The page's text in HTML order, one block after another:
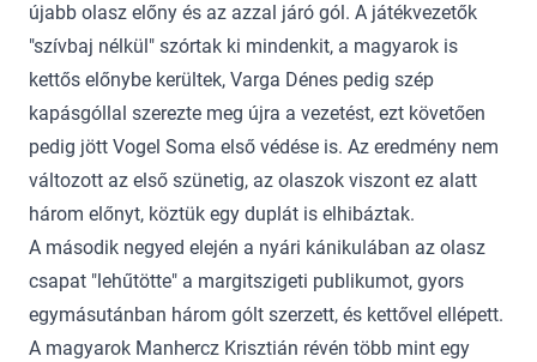
újabb olasz előny és az azzal járó gól. A játékvezetők
"szívbaj nélkül" szórtak ki mindenkit, a magyarok is
kettős előnybe kerültek, Varga Dénes pedig szép
kapásgóllal szerezte meg újra a vezetést, ezt követően
pedig jött Vogel Soma első védése is. Az eredmény nem
változott az első szünetig, az olaszok viszont ez alatt
három előnyt, köztük egy duplát is elhibáztak.
A második negyed elején a nyári kánikulában az olasz
csapat "lehűtötte" a margitszigeti publikumot, gyors
egymásutánban három gólt szerzett, és kettővel ellépett.
A magyarok Manhercz Krisztián révén több mint egy